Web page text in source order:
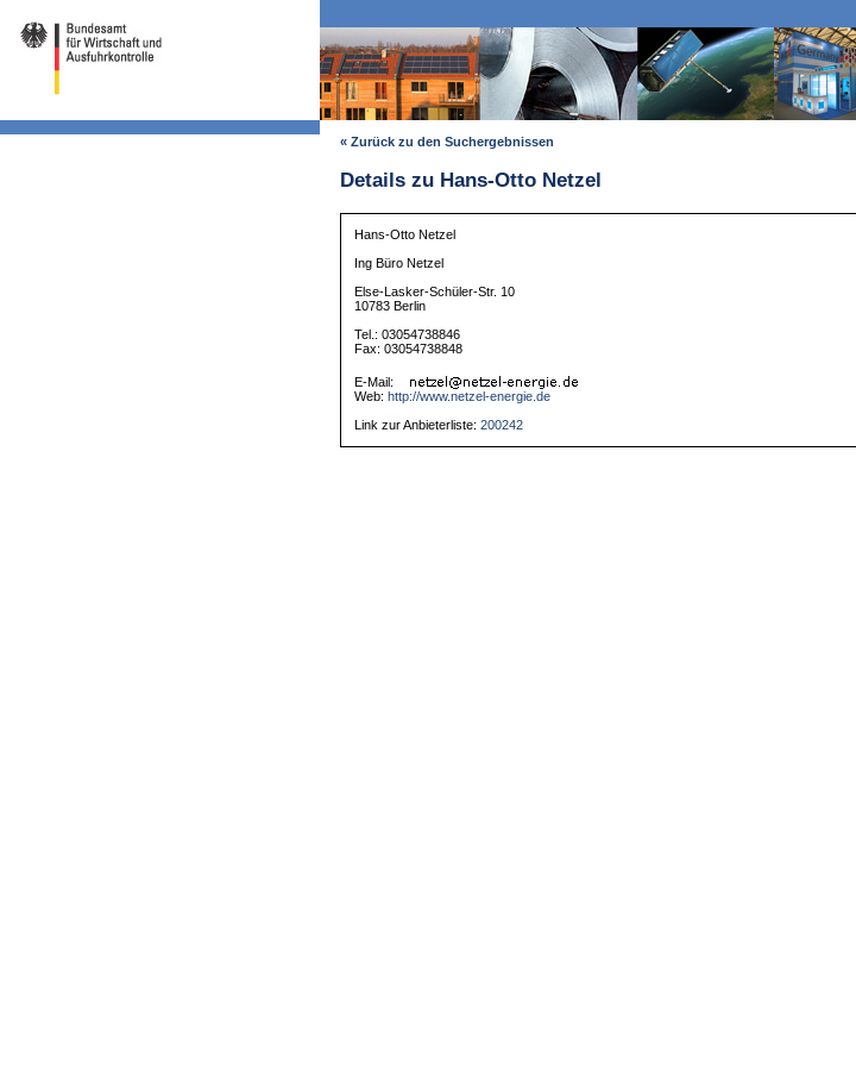
« Zurück zu den Suchergebnissen
Details zu Hans-Otto Netzel
Hans-Otto Netzel
Ing Büro Netzel
Else-Lasker-Schüler-Str. 10
10783 Berlin
Tel.: 03054738846
Fax: 03054738848
E-Mail:
Web: http://www.netzel-energie.de
Link zur Anbieterliste:200242